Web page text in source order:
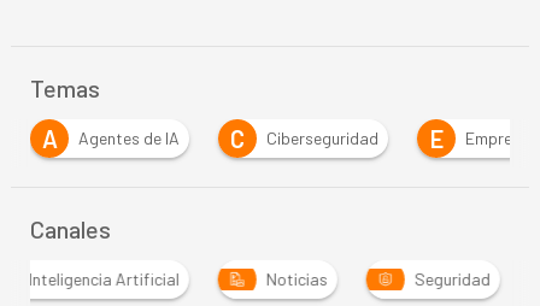
Temas
Agentes de IA Ciberseguridad Empresa
Canales
Inteligencia Artificial Noticias Seguridad